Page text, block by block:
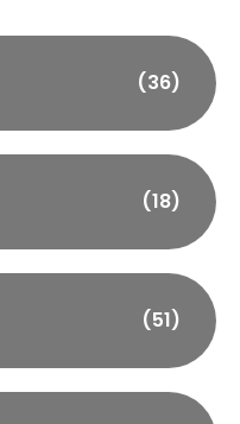
(36)
(18)
(51)